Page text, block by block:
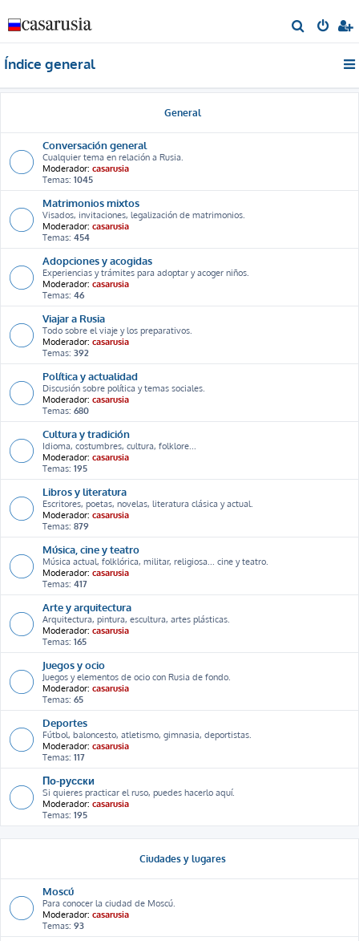
u
Índice general
General
Conversación general
Cualquier tema en relación a Rusia.
Moderador: casarusia
Temas: 1045
Matrimonios mixtos
Visados, invitaciones, legalización de matrimonios.
Moderador: casarusia
Temas: 454
Adopciones y acogidas
Experiencias y trámites para adoptar y acoger niños.
Moderador: casarusia
Temas: 46
Viajar a Rusia
Todo sobre el viaje y los preparativos.
Moderador: casarusia
Temas: 392
Política y actualidad
Discusión sobre política y temas sociales.
Moderador: casarusia
Temas: 680
Cultura y tradición
Idioma, costumbres, cultura, folklore...
Moderador: casarusia
Temas: 195
Libros y literatura
Escritores, poetas, novelas, literatura clásica y actual.
Moderador: casarusia
Temas: 879
Música, cine y teatro
Música actual, folklórica, militar, religiosa... cine y teatro.
Moderador: casarusia
Temas: 417
Arte y arquitectura
Arquitectura, pintura, escultura, artes plásticas.
Moderador: casarusia
Temas: 165
Juegos y ocio
Juegos y elementos de ocio con Rusia de fondo.
Moderador: casarusia
Temas: 65
Deportes
Fútbol, baloncesto, atletismo, gimnasia, deportistas.
Moderador: casarusia
Temas: 117
По-русски
Si quieres practicar el ruso, puedes hacerlo aquí.
Moderador: casarusia
Temas: 195
Ciudades y lugares
Moscú
Para conocer la ciudad de Moscú.
Moderador: casarusia
Temas: 93